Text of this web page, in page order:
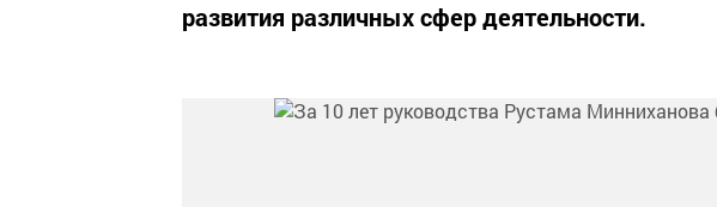
развития различных сфер деятельности.